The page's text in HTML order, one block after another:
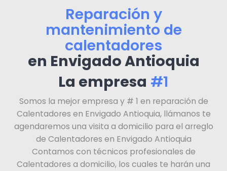
Reparación y
mantenimiento de
calentadores
en Envigado Antioquia
La empresa #1
Somos la mejor empresa y # 1 en reparación de
Calentadores en Envigado Antioquia, llámanos te
agendaremos una visita a domicilio para el arreglo
de Calentadores en Envigado Antioquia
Contamos con técnicos profesionales de
Calentadores a domicilio, los cuales te harán una